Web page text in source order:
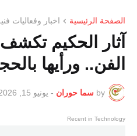
الصفحة الرئيسية اخبار وفعاليات
آثار الحكيم
الفن.. ورأيها
by سما حوران - يونيو 15, 2026
Recent in Technology